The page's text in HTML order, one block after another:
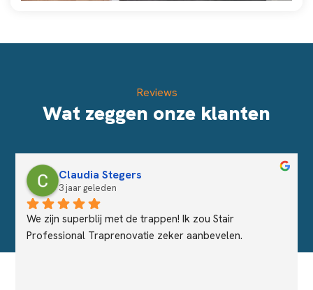
Reviews
Wat zeggen onze klanten
Claudia Stegers
3 jaar geleden
We zijn superblij met de trappen! Ik zou Stair
Professional Traprenovatie zeker aanbevelen.